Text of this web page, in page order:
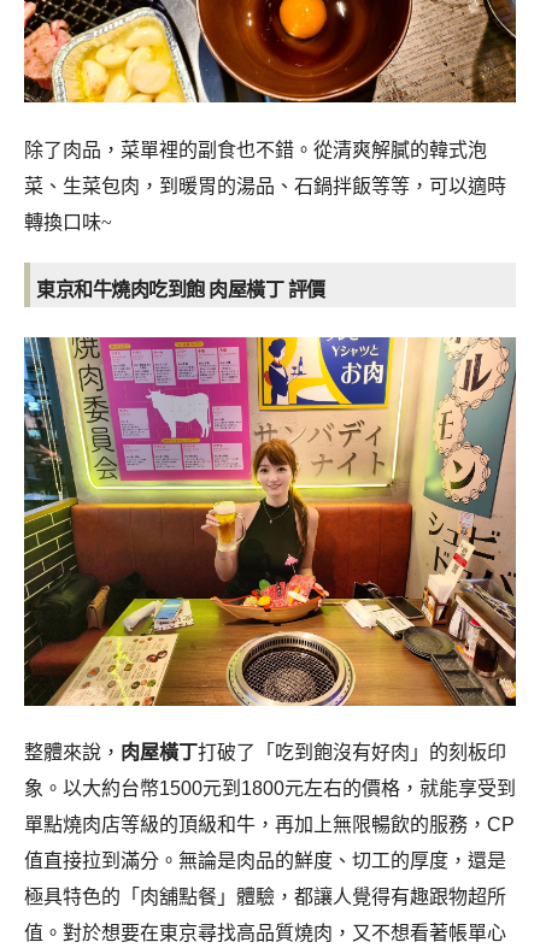
除了肉品，菜單裡的副食也不錯。從清爽解膩的韓式泡
菜、生菜包肉，到暖胃的湯品、石鍋拌飯等等，可以適時
轉換口味~
東京和牛燒肉吃到飽 肉屋橫丁 評價
整體來說， 肉屋橫丁打破了「吃到飽沒有好肉」的刻板印
象。以大約台幣1500元到1800元左右的價格，就能享受到
單點燒肉店等級的頂級和牛，再加上無限暢飲的服務，CP
值直接拉到滿分。無論是肉品的鮮度、切工的厚度，還是
極具特色的「肉舖點餐」體驗，都讓人覺得有趣跟物超所
值。對於想要在東京尋找高品質燒肉，又不想看著帳單心